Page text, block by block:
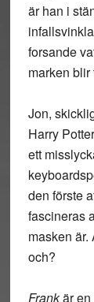
är han i
forsande
marken
Jon,
Harry
ett
den förste
fascineras
masken
och?
Frankär en